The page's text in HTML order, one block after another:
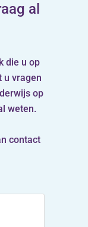
al
die u op
u vragen
op
weten.
contact